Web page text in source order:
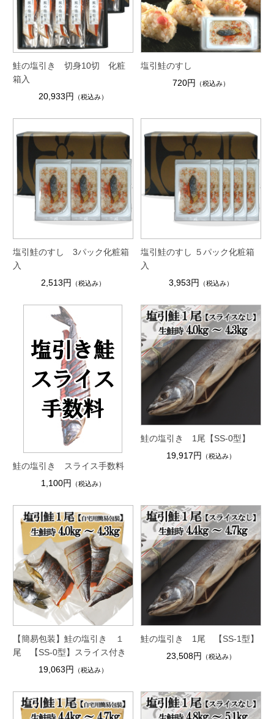
鮭の塩引き 切身10切 化粧
箱入
20,933円
（税込み）
塩引鮭のすし
720円
（税込み）
塩引鮭のすし 3パック化粧箱
入
2,513円
（税込み）
塩引鮭のすし ５パック化粧箱
入
3,953円
（税込み）
鮭の塩引き スライス手数料
1,100円
（税込み）
鮭の塩引き 1尾【SS-0型】
19,917円
（税込み）
【簡易包装】鮭の塩引き １
尾 【SS-0型】スライス付き
19,063円
（税込み）
鮭の塩引き 1尾 【SS-1型】
23,508円
（税込み）